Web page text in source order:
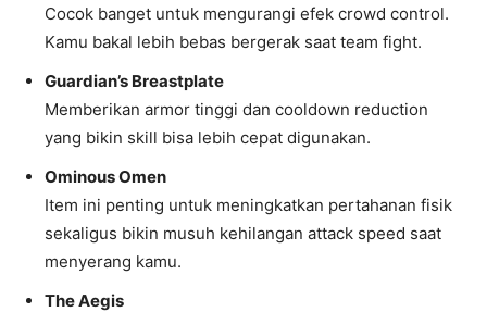
Cocok banget untuk mengurangi efek crowd control.
Kamu bakal lebih bebas bergerak saat team fight.
Guardian’s Breastplate
Memberikan armor tinggi dan cooldown reduction
yang bikin skill bisa lebih cepat digunakan.
Ominous Omen
Item ini penting untuk meningkatkan pertahanan fisik
sekaligus bikin musuh kehilangan attack speed saat
menyerang kamu.
The Aegis